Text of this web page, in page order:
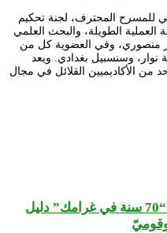
للمسرح المحترف، لجنة تحكيم
الممارسة العملية الطويلة، والبحث العلمي
منصوري، وفي العضوية كل من
نوار، وسنسبيل بغدادي. ويعد
من الأكاديميين القلائل في مجال
المخرج المسرحيّ محمّد شرشال “70 سنة في غرامك” دليل